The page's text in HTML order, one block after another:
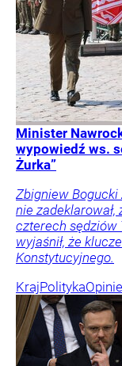
Minister
wypowiedź ws.
Żurka”
Zbigniew Bogucki
nie
czterech sędziów
wyjaśnił, że
Konstytucyjnego.
KrajPolityka